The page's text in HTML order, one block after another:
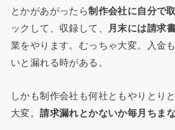
とかがあがったら制作会社に自分で
ックして、収録して、
月末には請求
業をやります。むっちゃ大変。入金
いと漏れる時がある。
しかも制作会社も何社ともやりとり
大変。請求漏れとかないか毎月ちま